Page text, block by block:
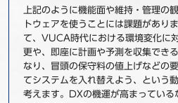
上記のように機能面や維持・管理の
トウェアを使うことには課題があり
て、VUCA時代における環境変化に
更や、即座に計画や予測を収集でき
なり、冒頭の保守料の値上げなどの
てシステムを入れ替えよう、という
考えます。DXの機運が高まっている